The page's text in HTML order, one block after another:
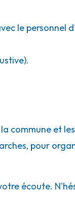
le personnel
commune et
pour
écoute.